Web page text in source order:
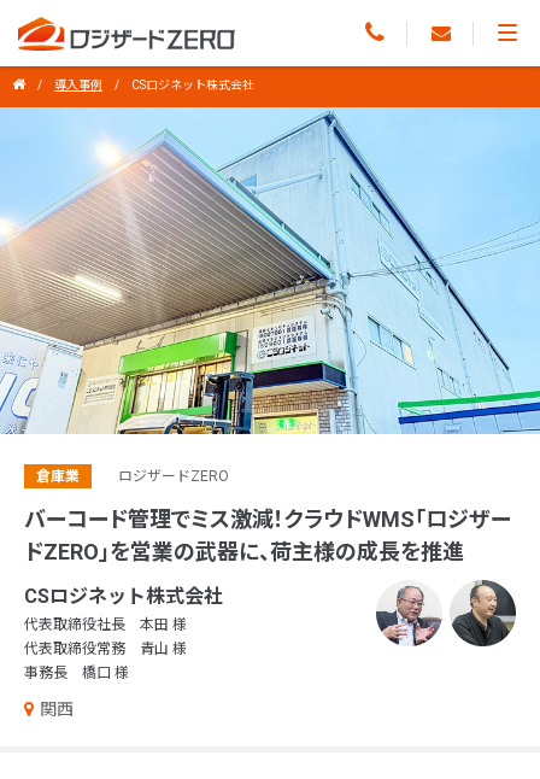
導入事例 CSロジネット株式会社
倉庫業 ロジザードZERO
バーコード管理でミス激減！クラウドWMS「ロジザー
ドZERO」を営業の武器に、荷主様の成長を推進
CSロジネット株式会社
代表取締役社長 本田 様
代表取締役常務 青山 様
事務長 橋口 様
関西